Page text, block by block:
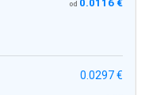
od 0.0116 €
0.0297 €